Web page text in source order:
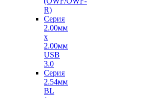
R)
Серия
2.00мм
x
2.00мм
USB
3.0
Серия
2.54мм
BL